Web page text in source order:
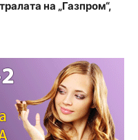
на „Газпром“,